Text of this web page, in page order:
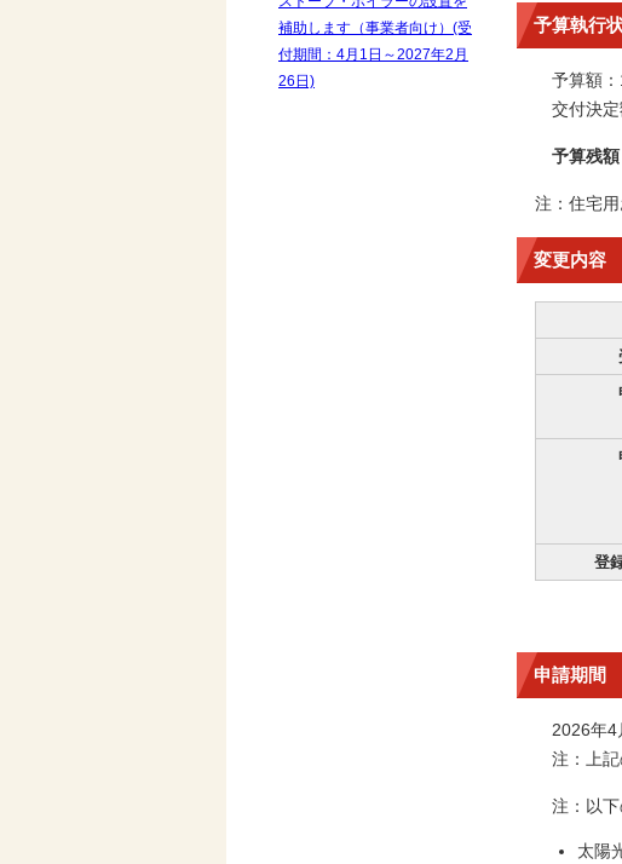
予算執行
予算額：
交付決定
予算残額
注：住宅
変更内容
登
申請期間
2026年4
注：上記
注：以下
太陽
補助します（事業者向け）(受
付期間：4月1日～2027年2月
26日)